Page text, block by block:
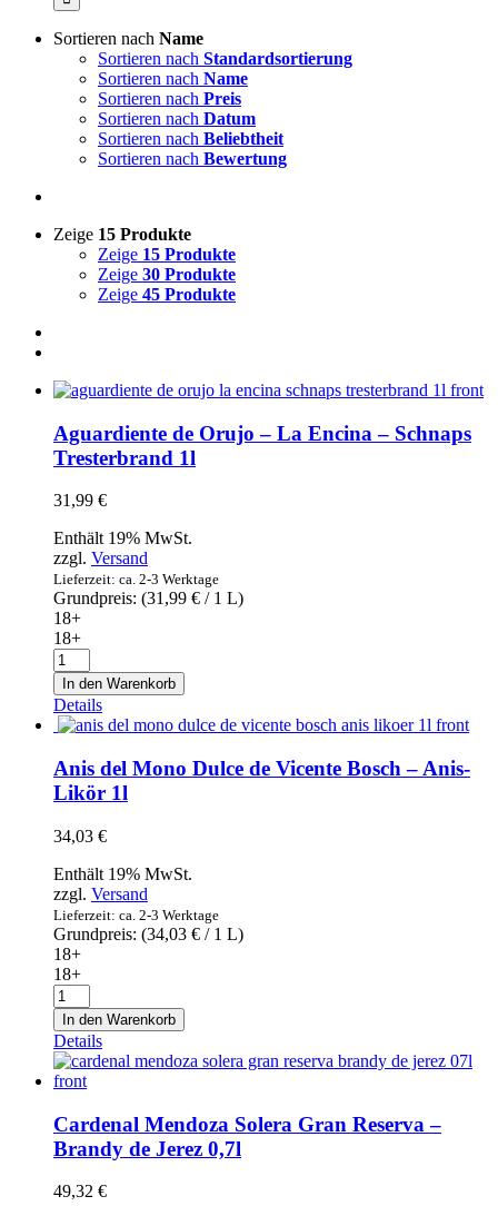
Sortieren nach Name
Sortieren nach Standardsortierung
Sortieren nach Name
Sortieren nach Preis
Sortieren nach Datum
Sortieren nach Beliebtheit
Sortieren nach Bewertung
Zeige 15 Produkte
Zeige 15 Produkte
Zeige 30 Produkte
Zeige 45 Produkte
Aguardiente de Orujo – La Encina – Schnaps
Tresterbrand 1l
31,99 €
Enthält 19% MwSt.
zzgl. Versand
Lieferzeit: ca. 2-3 Werktage
Grundpreis: (31,99 € / 1 L)
18+
18+
Aguardiente
de
Orujo
-
La
Encina
-
Schnaps
1l
In den Warenkorb
Details
Anis del Mono Dulce de Vicente Bosch – Anis-
Likör 1l
34,03 €
Enthält 19% MwSt.
zzgl. Versand
Lieferzeit: ca. 2-3 Werktage
Grundpreis: (34,03 € / 1 L)
18+
18+
Anis
del
Mono
Dulce
de
Vicente
Bosch
-
Anis-
1l
In den Warenkorb
Details
Cardenal Mendoza Solera Gran Reserva –
Brandy de Jerez 0,7l
49,32 €